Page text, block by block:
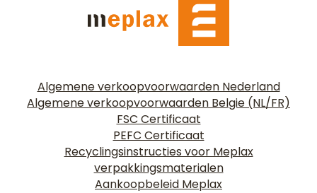
Algemene verkoopvoorwaarden Nederland
Algemene verkoopvoorwaarden Belgie (NL/FR)
FSC Certificaat
PEFC Certificaat
Recyclingsinstructies voor Meplax
verpakkingsmaterialen
Aankoopbeleid Meplax